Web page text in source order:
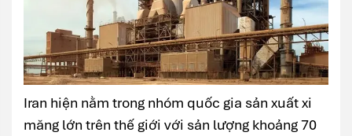
Iran hiện nằm trong nhóm quốc gia sản xuất xi
măng lớn trên thế giới với sản lượng khoảng 70